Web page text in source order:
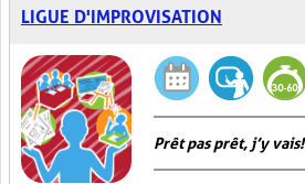
LIGUE D'IMPROVISATION
Prêt pas prêt, j’y vais!